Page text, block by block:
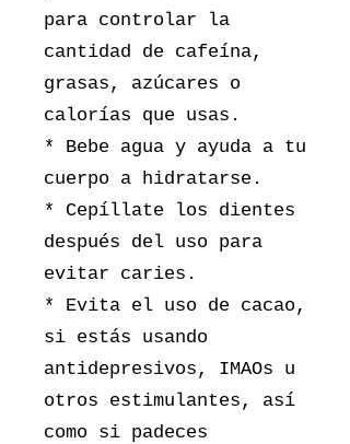
para controlar la
cantidad de cafeína,
grasas, azúcares o
calorías que usas.
* Bebe agua y ayuda a tu
cuerpo a hidratarse.
* Cepíllate los dientes
después del uso para
evitar caries.
* Evita el uso de cacao,
si estás usando
antidepresivos, IMAOs u
otros estimulantes, así
como si padeces